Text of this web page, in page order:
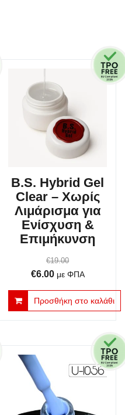
B.S. Hybrid Gel
Clear – Χωρίς
Λιμάρισμα για
Ενίσχυση &
Επιμήκυνση
€19.00
Original
price
was:
€6.00Η
τρέχουσα
τιμή
με ΦΠΑ
Προσθήκη στο καλάθι